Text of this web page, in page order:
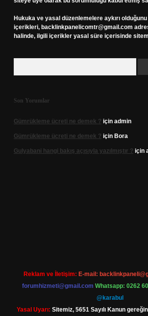
Hukuka ve yasal düzenlemelere aykırı
içerikleri, backlinkpanelicomtr@gmail.com
halinde, ilgili içerikler yasal süre içerisinde
Son Yorumlar
Gümrükleme ücreti ne demek ? için admin
Gümrükleme ücreti ne demek ? için Bora
Gulyabani hangi bakış açısıyla yazılmıştır ? için
Reklam ve İletişim: E-mail:
forumhizmeti@gmail.com Whatsapp: 0262
@karabul
Yasal Uyarı: Sitemiz, 5651 Sayılı Kanun